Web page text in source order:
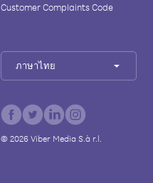
Customer Complaints Code
ภาษาไทย
© 2026Viber Media S.à r.l.